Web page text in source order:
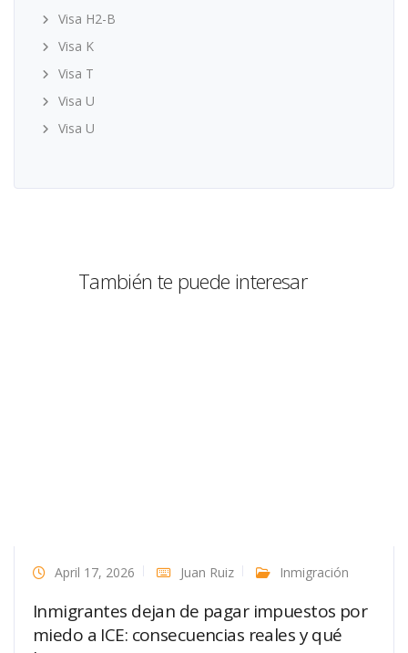
Visa H2-B
Visa K
Visa T
Visa U
Visa U
También te puede interesar
April 17, 2026 Juan Ruiz Inmigración
Inmigrantes dejan de pagar impuestos por
miedo a ICE: consecuencias reales y qué